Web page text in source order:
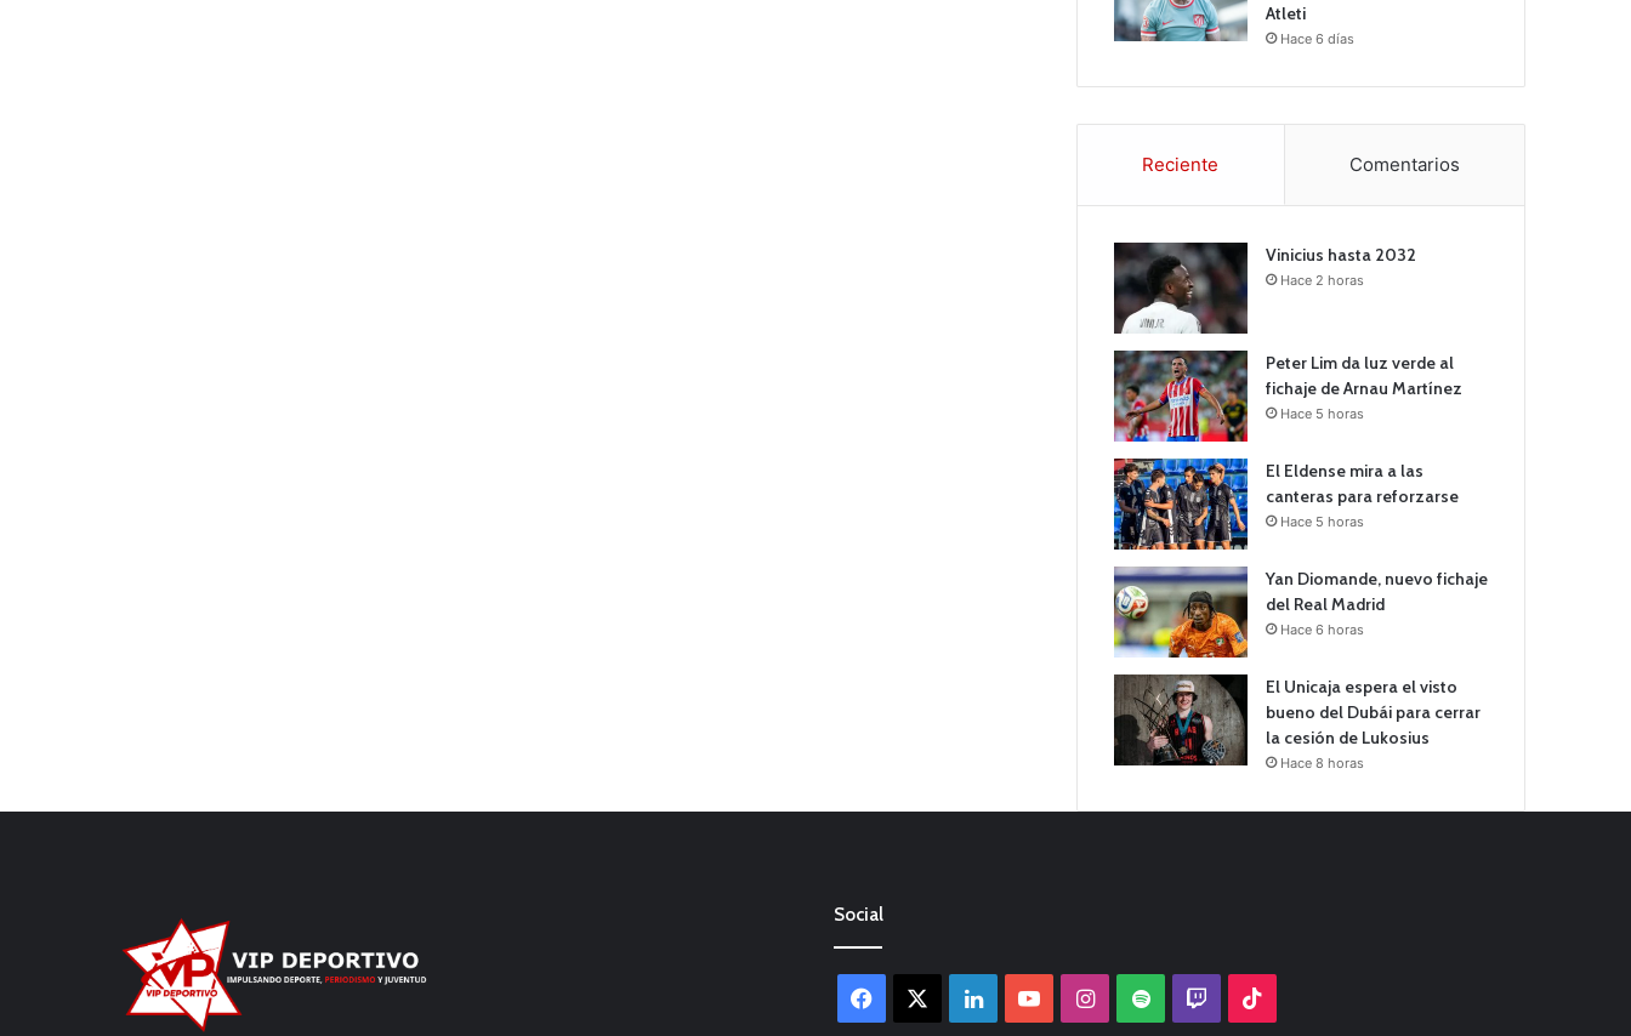
Atleti
Hace 6 días
Reciente Comentarios
Vinicius hasta 2032
Hace 2 horas
Peter Lim da luz verde al
fichaje de Arnau Martínez
Hace 5 horas
El Eldense mira a las
canteras para reforzarse
Hace 5 horas
Yan Diomande, nuevo fichaje
del Real Madrid
Hace 6 horas
El Unicaja espera el visto
bueno del Dubái para cerrar
la cesión de Lukosius
Hace 8 horas
Social
Facebook LinkedInYouTubeInstagram
Spotify Twitch